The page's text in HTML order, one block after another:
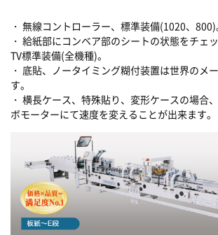
・ 無線コントローラー、標準装備(1020、800)
・ 給紙部にコンベア部のシートの状態をチェ
TV標準装備(全機種)。
・ 底貼、ノータイミング糊付装置は世界のメ
す。
・ 横長ケース、特殊貼り、変形ケースの場合
ボモーターにて速度を変えることが出来ます。